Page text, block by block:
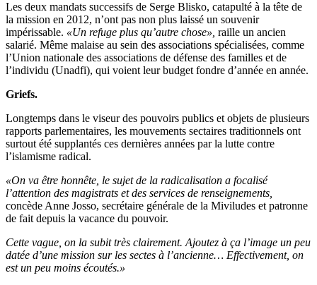
Les deux mandats successifs de Serge Blisko, catapulté à la tête de
la mission en 2012, n’ont pas non plus laissé un souvenir
impérissable. «Un refuge plus qu’autre chose», raille un ancien
salarié. Même malaise au sein des associations spécialisées, comme
l’Union nationale des associations de défense des familles et de
l’individu (Unadfi), qui voient leur budget fondre d’année en année.
Griefs.
Longtemps dans le viseur des pouvoirs publics et objets de plusieurs
rapports parlementaires, les mouvements sectaires traditionnels ont
surtout été supplantés ces dernières années par la lutte contre
l’islamisme radical.
«On va être honnête, le sujet de la radicalisation a focalisé
l’attention des magistrats et des services de renseignements,
concède Anne Josso, secrétaire générale de la Miviludes et patronne
de fait depuis la vacance du pouvoir.
Cette vague, on la subit très clairement. Ajoutez à ça l’image un peu
datée d’une mission sur les sectes à l’ancienne… Effectivement, on
est un peu moins écoutés.»